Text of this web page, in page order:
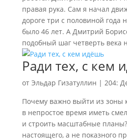
правая рука. Сам я начал
дороге три с половиной года
было 46 лет. А Дмитрий
подобный шаг четверть века
Ради тех, с кем
от Эльдар Гизатуллин | 204:
Почему важно выйти из зоны
в непростое время иметь
и строить масштабные
настоящего, а не показного